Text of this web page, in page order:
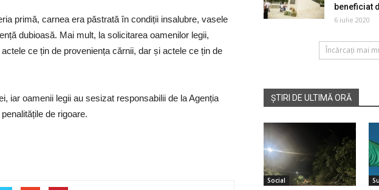
primă, carnea era păstrată în condiții insalubre, vasele
dubioasă. Mai mult, la solicitarea oamenilor legii,
ce țin de proveniența cărnii, dar și actele ce țin de
iar oamenii legii au sesizat responsabilii de la Agenția
de rigoare.
beneficiat
6 iulie 2020
Încărcați mai
ȘTIRI DE ULTIMĂ ORĂ
Social